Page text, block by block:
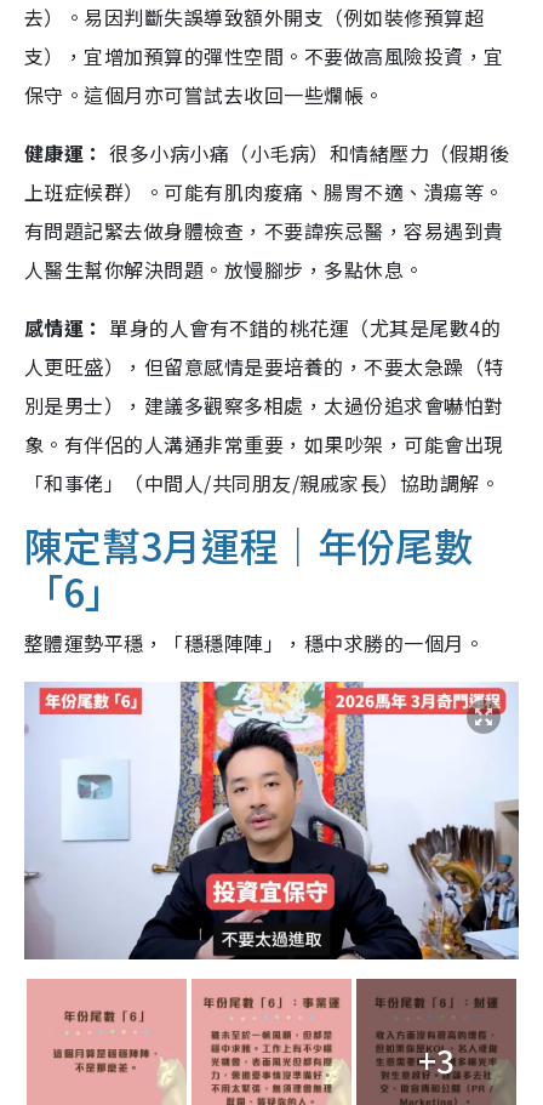
去）。易因判斷失誤導致額外開支（例如裝修預算超
支），宜增加預算的彈性空間。不要做高風險投資，宜
保守。這個月亦可嘗試去收回一些爛帳。
健康運： 很多小病小痛（小毛病）和情緒壓力（假期後
上班症候群）。可能有肌肉痠痛、腸胃不適、潰瘍等。
有問題記緊去做身體檢查，不要諱疾忌醫，容易遇到貴
人醫生幫你解決問題。放慢腳步，多點休息。
感情運： 單身的人會有不錯的桃花運（尤其是尾數4的
人更旺盛），但留意感情是要培養的，不要太急躁（特
別是男士），建議多觀察多相處，太過份追求會嚇怕對
象。有伴侶的人溝通非常重要，如果吵架，可能會出現
「和事佬」（中間人/共同朋友/親戚家長）協助調解。
陳定幫3月運程｜年份尾數
「6」
整體運勢平穩，「穩穩陣陣」，穩中求勝的一個月。
+3